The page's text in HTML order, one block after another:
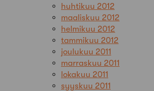
huhtikuu 2012
maaliskuu 2012
helmikuu 2012
tammikuu 2012
joulukuu 2011
marraskuu 2011
lokakuu 2011
syyskuu 2011